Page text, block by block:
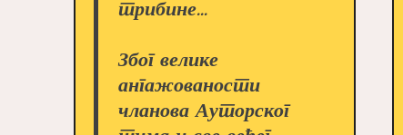
трибине...
Због велике
ангажованости
чланова Ауторског